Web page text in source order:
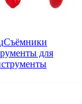
Съёмники
для